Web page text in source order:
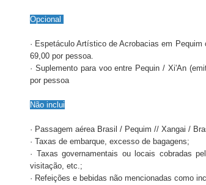
Opcional
· Espetáculo Artístico de Acrobacias em
69,00 por pessoa.
· Suplemento para voo entre Pequin / Xi'An
por pessoa
Não inclui
· Passagem aérea Brasil / Pequim // Xangai /
· Taxas de embarque, excesso de bagagens;
· Taxas governamentais ou locais cobradas
visitação, etc.;
· Refeições e bebidas não mencionadas como